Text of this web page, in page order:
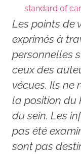
standard of
Les points de
exprimés à
personnelles
ceux des
vécues. Ils ne
la position du
du sein. Les
pas été
sont pas